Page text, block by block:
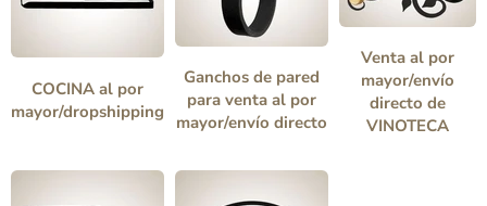
COCINA al por
mayor/dropshipping
Ganchos de pared
para venta al por
mayor/envío directo
Venta al por
mayor/envío
directo de
VINOTECA